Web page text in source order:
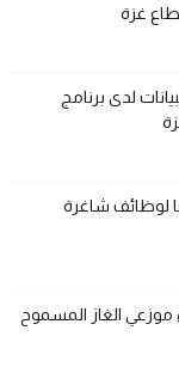
غزة
لدى برنامج
موزعي الغاز المسموح